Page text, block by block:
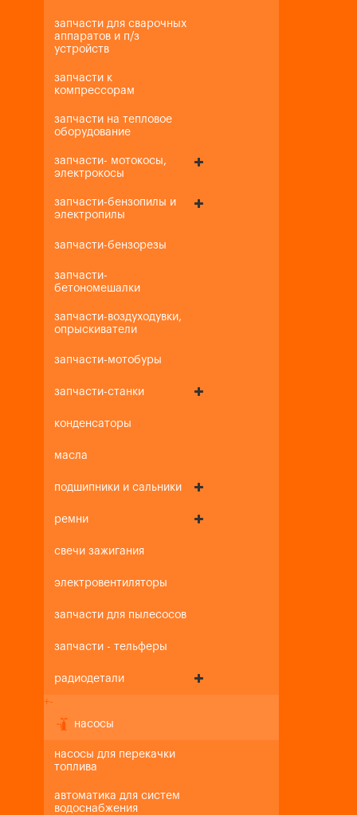
запчасти для сварочных
аппаратов и п/з
устройств
запчасти к
компрессорам
запчасти на тепловое
оборудование
запчасти- мотокосы,
электрокосы
запчасти-бензопилы и
электропилы
запчасти-бензорезы
запчасти-
бетономешалки
запчасти-воздуходувки,
опрыскиватели
запчасти-мотобуры
запчасти-станки
конденсаторы
масла
подшипники и сальники
ремни
свечи зажигания
электровентиляторы
запчасти для пылесосов
запчасти - тельферы
радиодетали
+-
насосы
насосы для перекачки
топлива
автоматика для систем
водоснабжения